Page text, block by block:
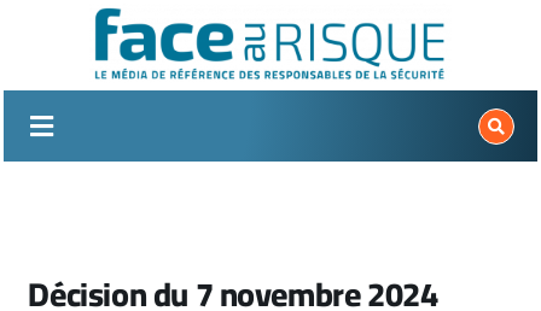
Décision du 7 novembre 2024